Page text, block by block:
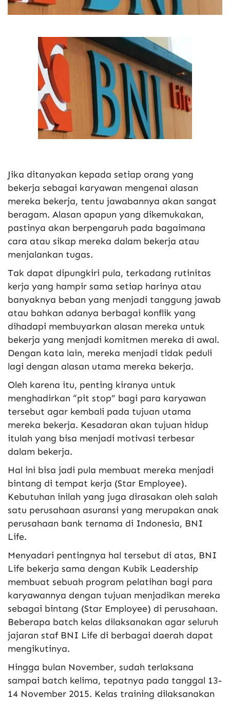
Jika ditanyakan kepada setiap orang yang
bekerja sebagai karyawan mengenai alasan
mereka bekerja, tentu jawabannya akan sangat
beragam. Alasan apapun yang dikemukakan,
pastinya akan berpengaruh pada bagaimana
cara atau sikap mereka dalam bekerja atau
menjalankan tugas.
Tak dapat dipungkiri pula, terkadang rutinitas
kerja yang hampir sama setiap harinya atau
banyaknya beban yang menjadi tanggung jawab
atau bahkan adanya berbagai konflik yang
dihadapi membuyarkan alasan mereka untuk
bekerja yang menjadi komitmen mereka di awal.
Dengan kata lain, mereka menjadi tidak peduli
lagi dengan alasan utama mereka bekerja.
Oleh karena itu, penting kiranya untuk
menghadirkan “pit stop” bagi para karyawan
tersebut agar kembali pada tujuan utama
mereka bekerja. Kesadaran akan tujuan hidup
itulah yang bisa menjadi motivasi terbesar
dalam bekerja.
Hal ini bisa jadi pula membuat mereka menjadi
bintang di tempat kerja (Star Employee).
Kebutuhan inilah yang juga dirasakan oleh salah
satu perusahaan asuransi yang merupakan anak
perusahaan bank ternama di Indonesia, BNI
Life.
Menyadari pentingnya hal tersebut di atas, BNI
Life bekerja sama dengan Kubik Leadership
membuat sebuah program pelatihan bagi para
karyawannya dengan tujuan menjadikan mereka
sebagai bintang (Star Employee) di perusahaan.
Beberapa batch kelas dilaksanakan agar seluruh
jajaran staf BNI Life di berbagai daerah dapat
mengikutinya.
Hingga bulan November, sudah terlaksana
sampai batch kelima, tepatnya pada tanggal 13-
14 November 2015. Kelas training dilaksanakan